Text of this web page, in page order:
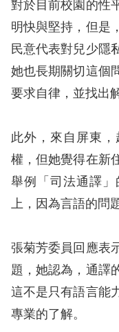
網
站
安
全
策
隱
私
保
護
政
策
對於目前校園的性
明快與堅持，但是
民意代表對兒少隱
她也長期關切這個
要求自律，並找出
此外，來自屏東
權，但她覺得在新
舉例「司法通譯
上，因為言語的問
張菊芳委員回應表
題，她認為，通譯
這不是只有語言能
專業的了解。